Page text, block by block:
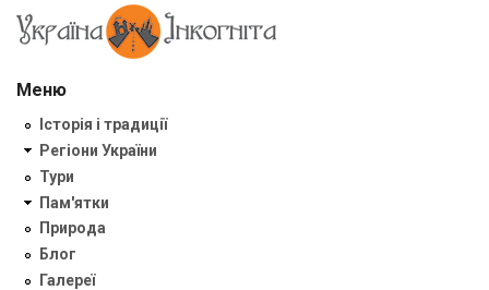
Меню
Історія і традиції
Регіони України
Тури
Пам'ятки
Природа
Блог
Галереї